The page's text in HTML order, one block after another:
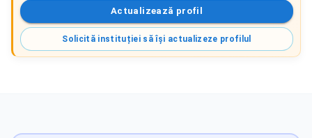
Actualizează profil
Solicită instituției să își actualizeze profilul